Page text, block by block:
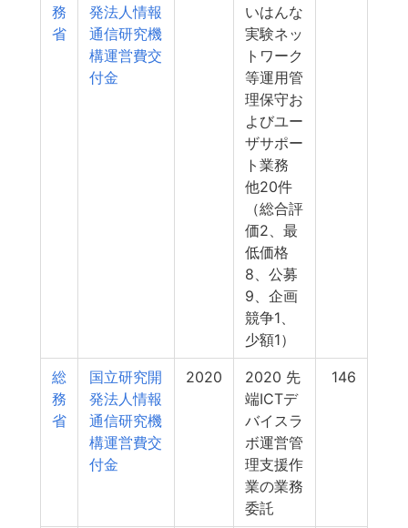
務
省
発法人情報
通信研究機
構運営費交
付金
いはんな
実験ネッ
トワーク
等運用管
理保守お
よびユー
ザサポー
ト業務
他20件
（総合評
価2、最
低価格
8、公募
9、企画
競争1、
少額1）
総
務
省
国立研究開
発法人情報
通信研究機
構運営費交
付金
2020
2020 先
端ICTデ
バイスラ
ボ運営管
理支援作
業の業務
委託
146